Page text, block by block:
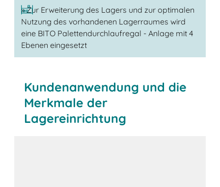
» Zur Erweiterung des Lagers und zur optimalen
Nutzung des vorhandenen Lagerraumes wird
eine BITO Palettendurchlaufregal - Anlage mit 4
Ebenen eingesetzt
Kundenanwendung und die
Merkmale der
Lagereinrichtung